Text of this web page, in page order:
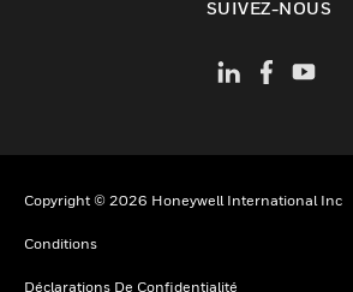
SUIVEZ-NOUS
Copyright © 2026 Honeywell International Inc
Conditions
Déclarations De Confidentialité